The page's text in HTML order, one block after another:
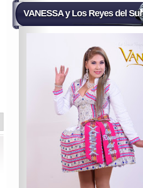
VANESSA y Los Reyes del Sur